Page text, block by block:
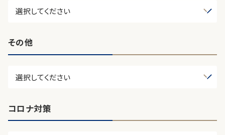
その他
コロナ対策